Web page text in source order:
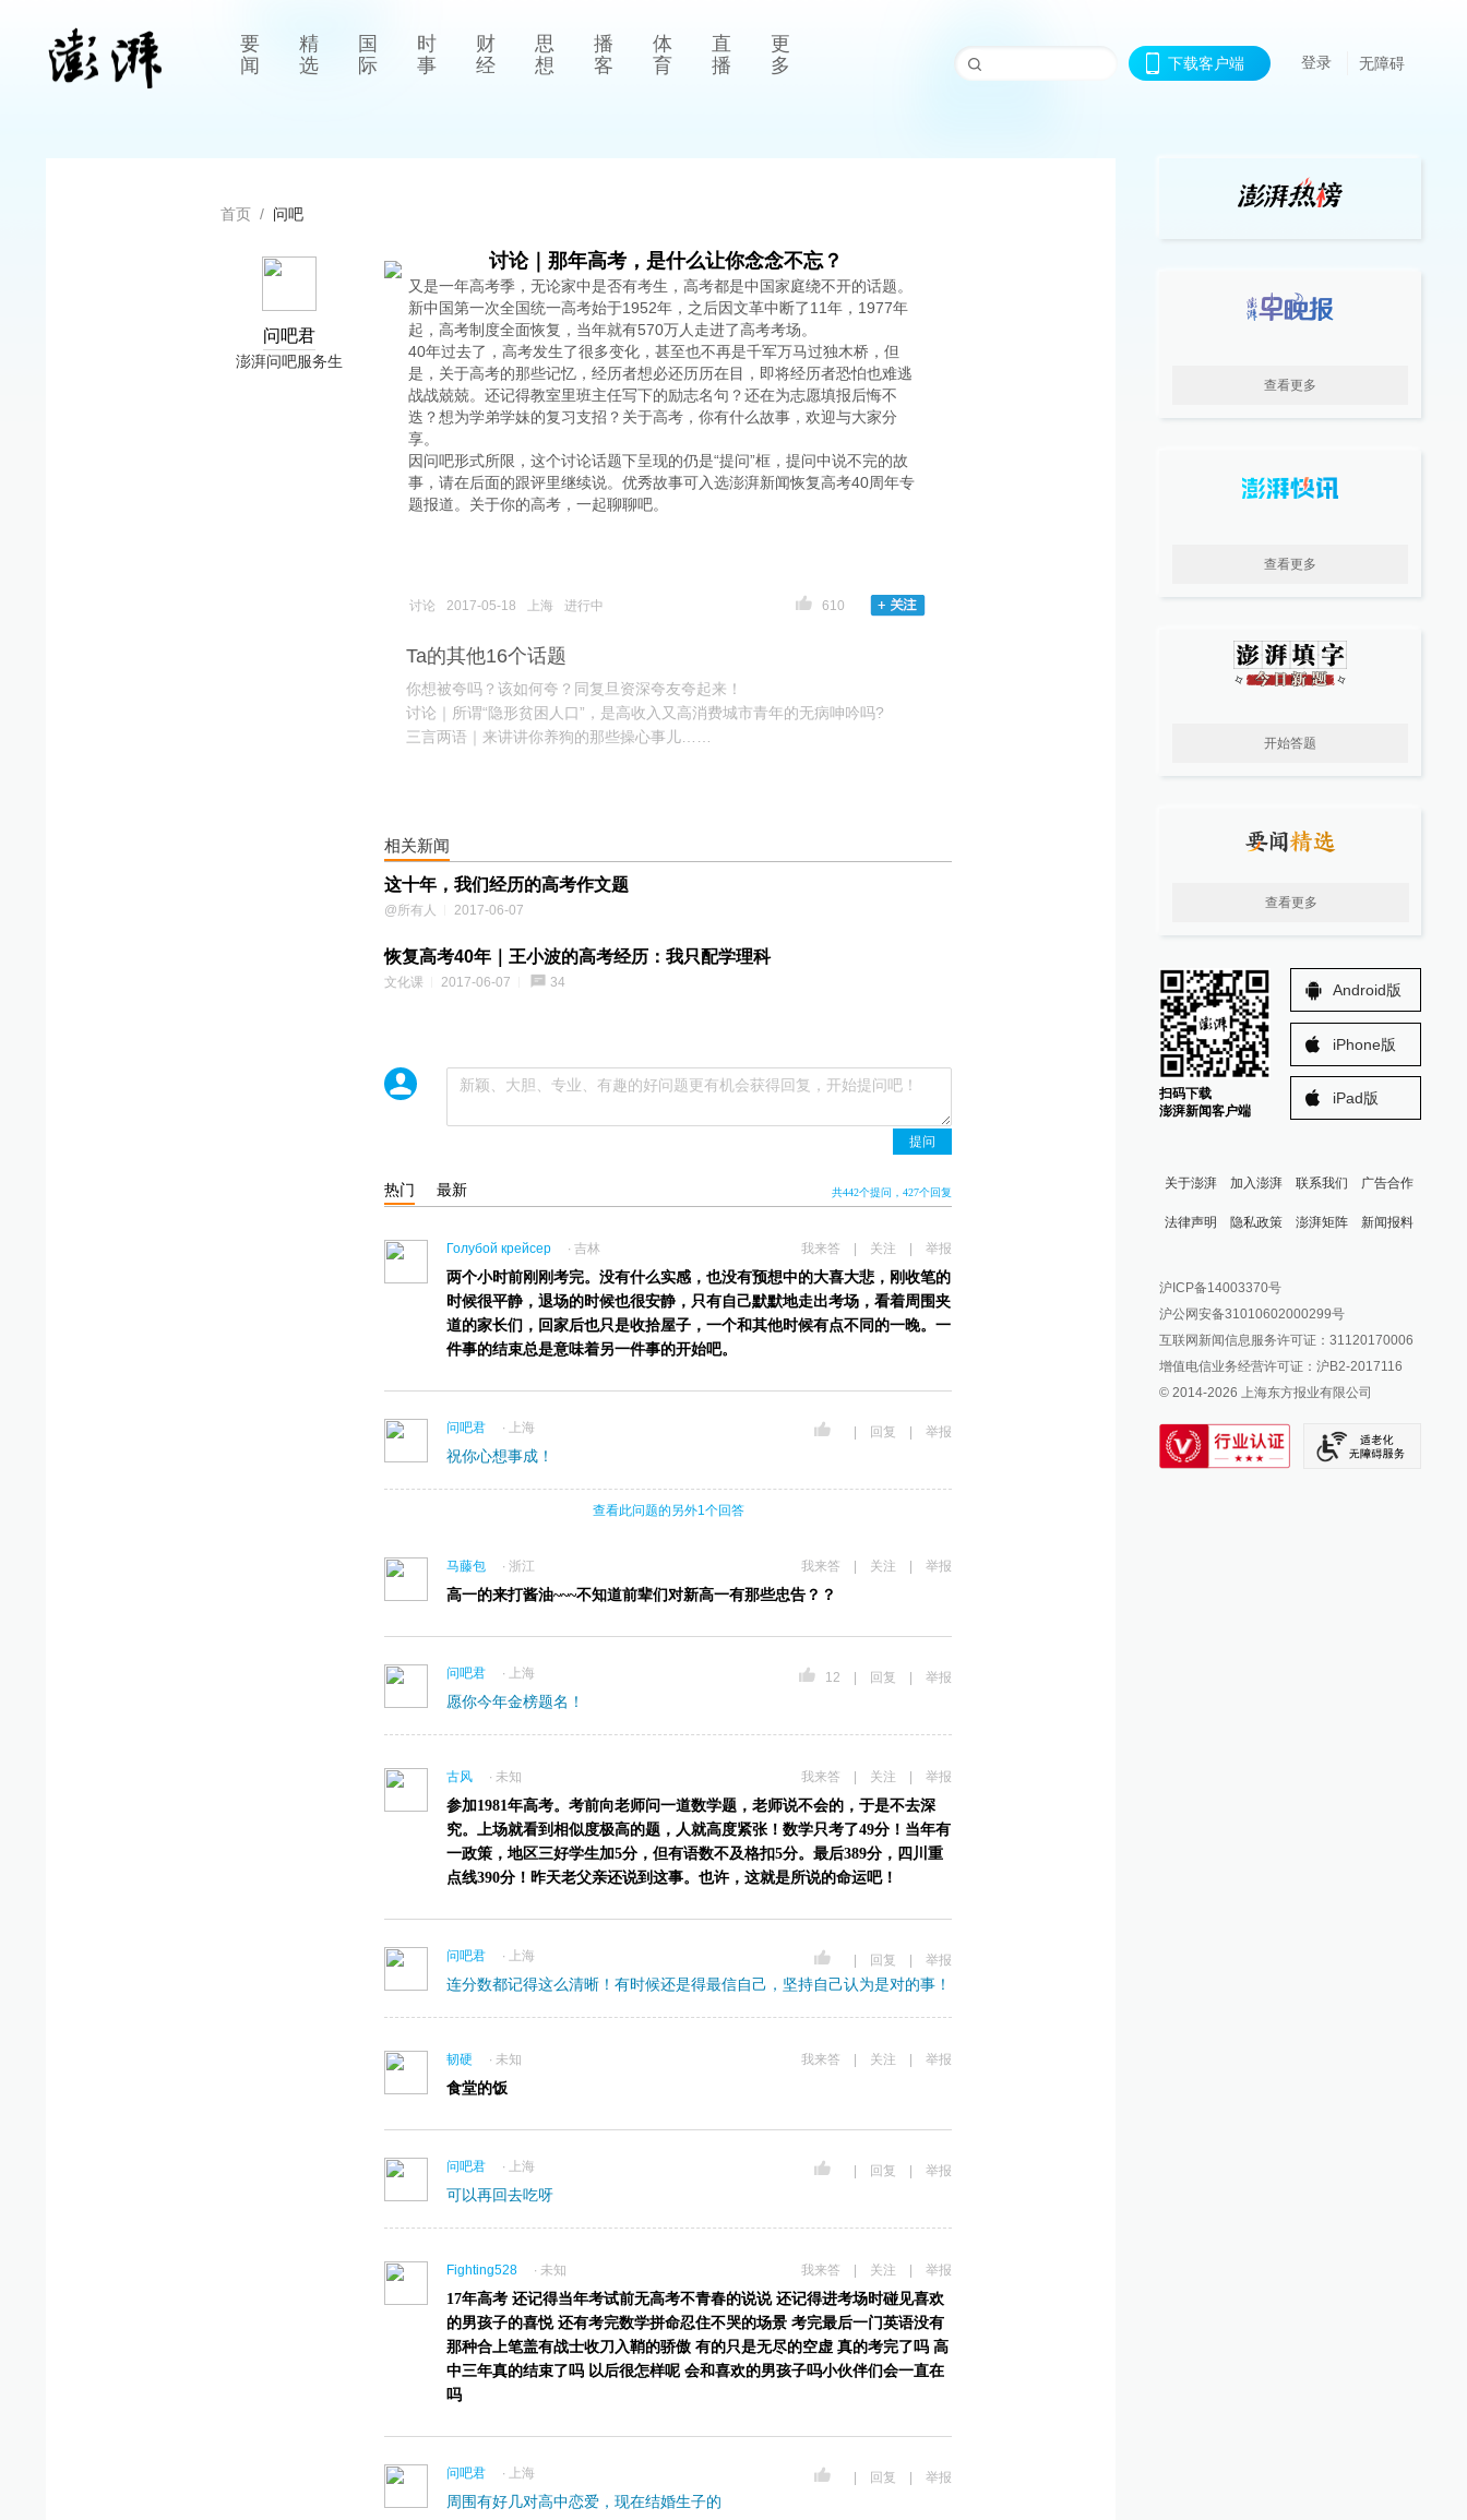
要
闻
精
选
国
际
时
事
财
经
思
想
播
客
体
育
直
播
更
多
下载客户端 登录 无障碍
首页 / 问吧
问吧君
澎湃问吧服务生
讨论｜那年高考，是什么让你念念不忘？
又是一年高考季，无论家中是否有考生，高考都是中国家庭绕不开的话题。
新中国第一次全国统一高考始于1952年，之后因文革中断了11年，1977年
起，高考制度全面恢复，当年就有570万人走进了高考考场。
40年过去了，高考发生了很多变化，甚至也不再是千军万马过独木桥，但
是，关于高考的那些记忆，经历者想必还历历在目，即将经历者恐怕也难逃
战战兢兢。还记得教室里班主任写下的励志名句？还在为志愿填报后悔不
迭？想为学弟学妹的复习支招？关于高考，你有什么故事，欢迎与大家分
享。
因问吧形式所限，这个讨论话题下呈现的仍是“提问”框，提问中说不完的故
事，请在后面的跟评里继续说。优秀故事可入选澎湃新闻恢复高考40周年专
题报道。关于你的高考，一起聊聊吧。
讨论 2017-05-18 上海 进行中 610
Ta的其他16个话题
你想被夸吗？该如何夸？同复旦资深夸友夸起来！
讨论｜所谓“隐形贫困人口”，是高收入又高消费城市青年的无病呻吟吗?
三言两语｜来讲讲你养狗的那些操心事儿……
讨论｜专家说2亿单身同胞是拖垮GDP的负能量，你们服么?
讨论｜你想对那年毕业的自己说什么?
讨论｜深夜下馆子你遇到过什么故事，一起聊聊吧!
讨论｜北上广的未来有你吗?
讨论｜我是生活在大都市的“空巢青年”，独居生活的寂寞与欢乐，一起聊聊吧!
相关新闻
这十年，我们经历的高考作文题
@所有人 2017-06-07
恢复高考40年｜王小波的高考经历：我只配学理科
文化课 2017-06-07 34
提问
热门 最新 共442个提问 ，427个回复
Голубой крейсер ∙ 吉林 我来答 关注 举报
两个小时前刚刚考完。没有什么实感，也没有预想中的大喜大悲，刚收笔的
时候很平静，退场的时候也很安静，只有自己默默地走出考场，看着周围夹
道的家长们，回家后也只是收拾屋子，一个和其他时候有点不同的一晚。一
件事的结束总是意味着另一件事的开始吧。
问吧君 ∙ 上海 回复 举报
祝你心想事成！
查看此问题的另外1个回答
马藤包 ∙ 浙江 我来答 关注 举报
高一的来打酱油~~~不知道前辈们对新高一有那些忠告？？
问吧君 ∙ 上海 12 回复 举报
愿你今年金榜题名！
古风 ∙ 未知 我来答 关注 举报
参加1981年高考。考前向老师问一道数学题，老师说不会的，于是不去深
究。上场就看到相似度极高的题，人就高度紧张！数学只考了49分！当年有
一政策，地区三好学生加5分，但有语数不及格扣5分。最后389分，四川重
点线390分！昨天老父亲还说到这事。也许，这就是所说的命运吧！
问吧君 ∙ 上海 回复 举报
连分数都记得这么清晰！有时候还是得最信自己，坚持自己认为是对的事！
韧硬 ∙ 未知 我来答 关注 举报
食堂的饭
问吧君 ∙ 上海 回复 举报
可以再回去吃呀
Fighting528 ∙ 未知 我来答 关注 举报
17年高考 还记得当年考试前无高考不青春的说说 还记得进考场时碰见喜欢
的男孩子的喜悦 还有考完数学拼命忍住不哭的场景 考完最后一门英语没有
那种合上笔盖有战士收刀入鞘的骄傲 有的只是无尽的空虚 真的考完了吗 高
中三年真的结束了吗 以后很怎样呢 会和喜欢的男孩子吗小伙伴们会一直在
吗
问吧君 ∙ 上海 回复 举报
周围有好几对高中恋爱，现在结婚生子的
查看更多
查看更多
开始答题
查看更多
扫码下载
澎湃新闻客户端
Android版
iPhone版
iPad版
关于澎湃 加入澎湃 联系我们 广告合作
法律声明 隐私政策 澎湃矩阵
澎湃新闻公众号
澎湃新闻抖音号
派生万物开放平台
IP SHANGHAI
SIXTH TONE
新闻报料
报料邮箱: news@thepaper.cn
沪ICP备14003370号
沪公网安备31010602000299号
互联网新闻信息服务许可证：31120170006
增值电信业务经营许可证：沪B2-2017116
© 2014-2026 上海东方报业有限公司